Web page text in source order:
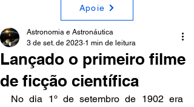
Apoie
Lançado o primeiro filme
de ficção científica
Astronomia e Astronáutica
3 de set. de 2023 1 min de leitura
No dia 1º de setembro de 1902 era